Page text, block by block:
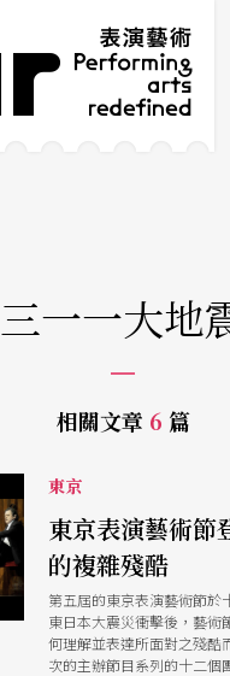
三一一大地
相關文章 6 篇
東京
東京表演藝術節
的複雜殘酷
第五屆的東京表演藝術節於
東日本大震災衝擊後，藝術
何理解並表達所面對之殘酷
次的主辦節目系列的十二個